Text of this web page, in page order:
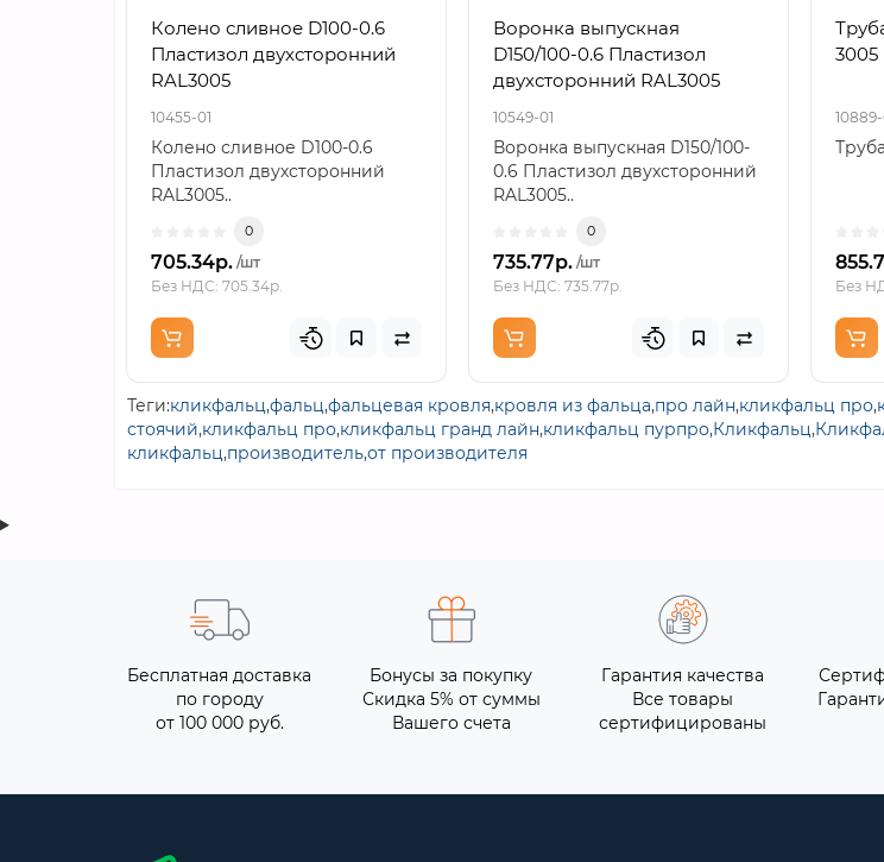
Колено сливное D100-0.6
Пластизол двухсторонний
RAL3005
10455-01
Колено сливное D100-0.6
Пластизол двухсторонний
RAL3005..
0
705.34р. /шт
Без НДС: 705.34р.
Воронка выпускная
D150/100-0.6 Пластизол
двухсторонний RAL3005
10549-01
Воронка выпускная D150/100-
0.6 Пластизол двухсторонний
RAL3005..
0
735.77р. /шт
Без НДС: 735.77р.
10889-
Без
Теги:кликфальц,фальц,фальцевая кровля,кровля из фальца,про лайн,кликфальц про,
стоячий,кликфальц про,кликфальц гранд лайн,кликфальц пурпро,Кликфальц,
кликфальц,производитель,от производителя
Бесплатная доставка
по городу
от 100 000 руб.
Бонусы за покупку
Скидка 5% от суммы
Вашего счета
Гарантия качества
Все товары
сертифицированы